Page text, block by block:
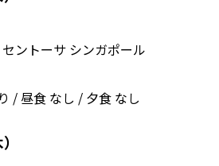
ントーサ シンガポール
/ 昼食 なし / 夕食 なし